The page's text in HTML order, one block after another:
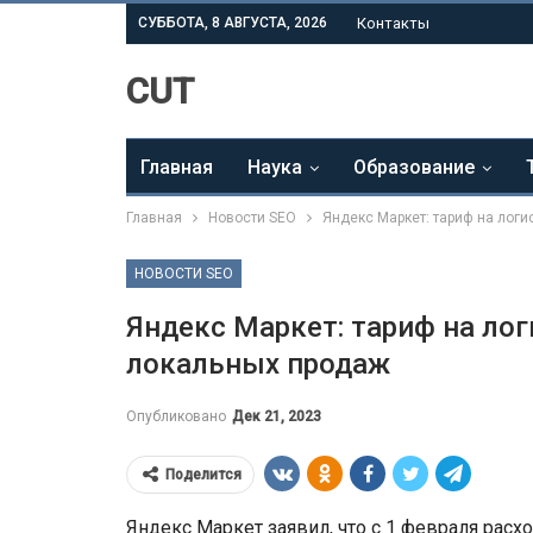
СУББОТА, 8 АВГУСТА, 2026 Контакты
CUT
Главная Наука Образование
Главная Новости SEO Яндекс Маркет: тариф на
НОВОСТИ SEO
Яндекс Маркет: тариф на
локальных продаж
Опубликовано Дек 21, 2023
Поделится
Яндекс Маркет заявил, что с 1 февраля